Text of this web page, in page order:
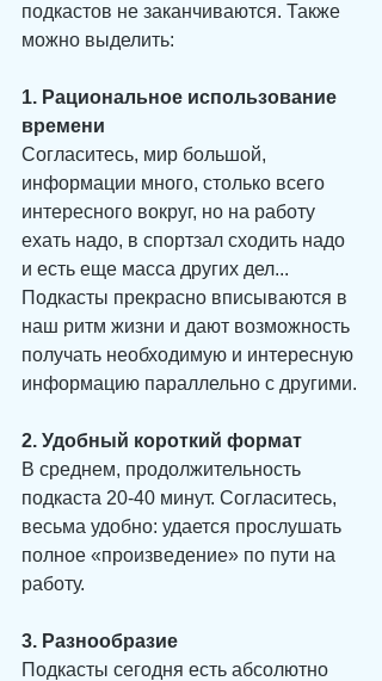
подкастов не заканчиваются. Также
можно выделить:
1. Рациональное использование
времени
Согласитесь, мир большой,
информации много, столько всего
интересного вокруг, но на работу
ехать надо, в спортзал сходить надо
и есть еще масса других дел...
Подкасты прекрасно вписываются в
наш ритм жизни и дают возможность
получать необходимую и интересную
информацию параллельно с другими.
2. Удобный короткий формат
В среднем, продолжительность
подкаста 20-40 минут. Согласитесь,
весьма удобно: удается прослушать
полное «произведение» по пути на
работу.
3. Разнообразие
Подкасты сегодня есть абсолютно